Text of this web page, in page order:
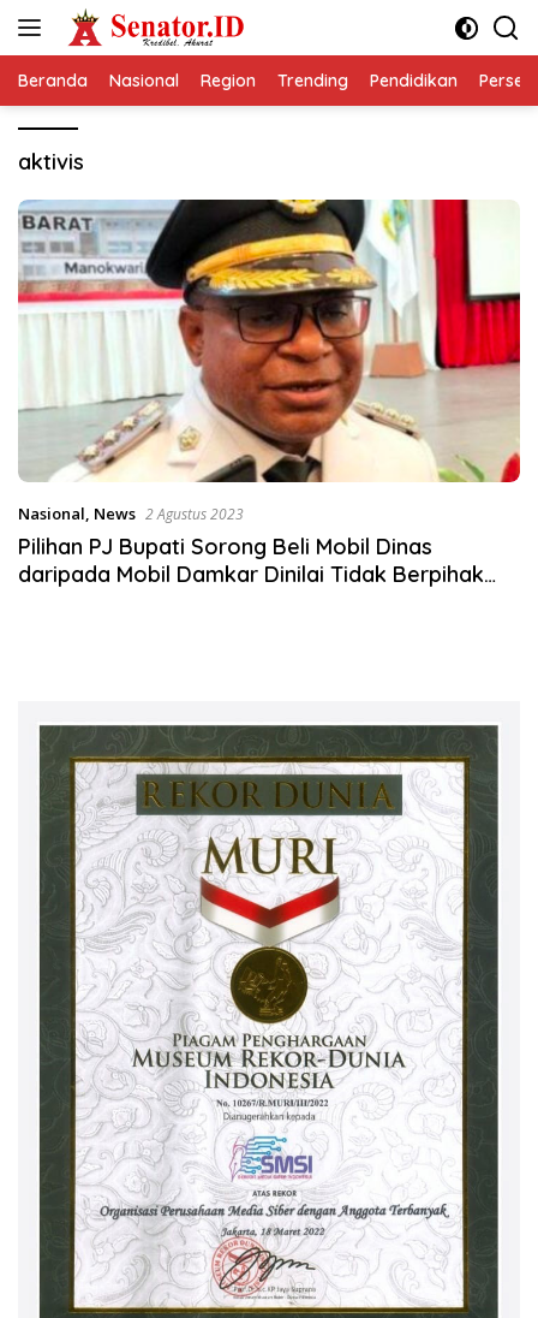
Beranda Nasional Region Trending Pendidikan
aktivis
Nasional, News 2 Agustus 2023
Pilihan PJ Bupati Sorong Beli Mobil Dinas
daripada Mobil Damkar Dinilai Tidak Berpihak